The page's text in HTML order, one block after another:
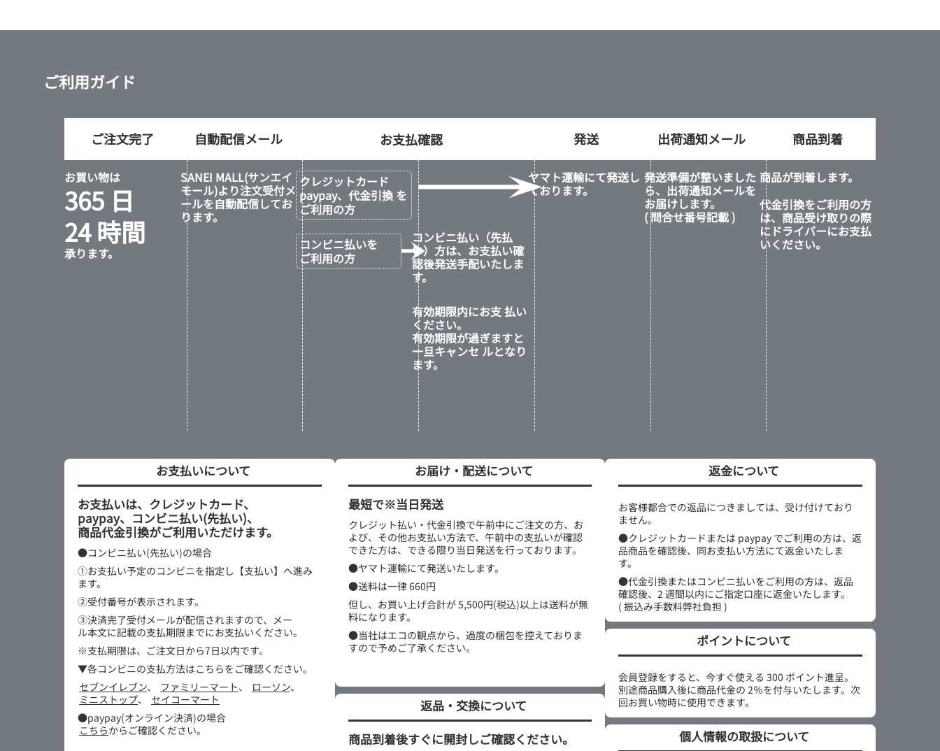
ご利用ガイド
ご注文完了
お買い物は
365 日
24 時間
承ります。
自動配信メール
SANEI MALL(サンエイ
モール)より注文受付メ
ールを自動配信してお
ります。
クレジットカード
paypay、代金引換 を
ご利用の方
コンビニ払いを
ご利用の方
コンビニ払い（先払
い）方は、お支払い確
認後発送手配いたしま
す。
有効期限内にお支 払い
ください。
有効期限が過ぎますと
一旦キャンセ ルとなり
ます。
発送
ヤマト運輸にて発送し
ております。
出荷通知メール
発送準備が整いました
ら、出荷通知メールを
お届けします。
( 問合せ番号記載 )
商品到着
商品が到着します。
代金引換をご利用の方
は、商品受け取りの際
にドライバーにお支払
いください。
お支払いについて
お支払いは、クレジットカード、
paypay、コンビニ払い(先払い)、
商品代金引換がご利用いただけます。
●コンビニ払い(先払い)の場合
①お支払い予定のコンビニを指定し【支払い】へ進み
ます。
②受付番号が表示されます。
③決済完了受付メールが配信されますので、メー
ル本文に記載の支払期限までにお支払いください。
※支払期限は、ご注文日から7日以内です。
▼各コンビニの支払方法はこちらをご確認ください。
セブンイレブン、 ファミリーマート、 ローソン、
ミニストップ、
セイコーマート
●paypay(オンライン決済)の場合
こちらからご確認ください。
お届け・配送について
最短で※当日発送
クレジット払い・代金引換で午前中にご注文の方、お
よび、その他お支払い方法で、午前中の支払いが確認
できた方は、できる限り当日発送を行っております。
●ヤマト運輸にて発送いたします。
●送料は一律 660円
但し、お買い上げ合計が 5,500円(税込)以上は送料が無
料になります。
●当社はエコの観点から、過度の梱包を控えておりま
すので予めご了承ください。
返品・交換について
商品到着後すぐに開封しご確認ください。
返金について
お客様都合での返品につきましては、受け付けており
ません。
●クレジットカードまたは paypay でご利用の方は、返
品商品を確認後、同お支払い方法にて返金いたしま
す。
●代金引換またはコンビニ払いをご利用の方は、返品
確認後、2 週間以内にご指定口座に返金いたします。
( 振込み手数料弊社負担 )
ポイントについて
会員登録をすると、今すぐ使える 300 ポイント進呈。
別途商品購入後に商品代金の 2％を付与いたします。次
回お買い物時に使用できます。
個人情報の取扱について